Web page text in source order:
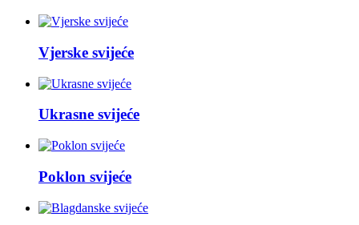
Vjerske svijeće
Ukrasne svijeće
Poklon svijeće